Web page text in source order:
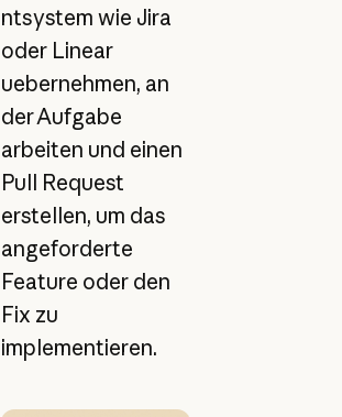
ntsystem wie Jira
oder Linear
uebernehmen, an
der Aufgabe
arbeiten und einen
Pull Request
erstellen, um das
angeforderte
Feature oder den
Fix zu
implementieren.